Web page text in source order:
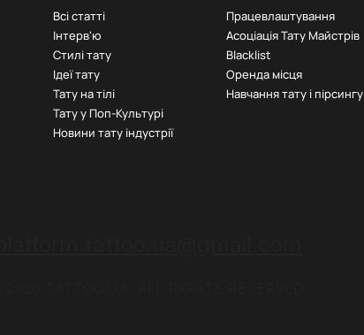
Всі статті
Інтерв'ю
Стилі тату
Ідеї тату
Тату на тілі
Тату у Поп-Культурі
Новини тату індустрії
Працевлаштування
Асоціація Тату Майстрів
Blacklist
Оренда місця
Навчання тату і пірсингу